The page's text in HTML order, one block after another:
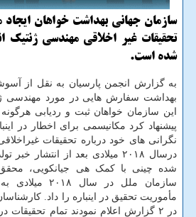
سازمان جهانی بهداشت خواهان ایجاد
تحقیقات غیر اخلاقی مهندسی ژنتیک
شده است.
به گزارش انجمن پارسیان به نقل از
بهداشت سفارش هایی در مورد مهندسی
این سازمان خواهان ثبت و ردیابی
پیشنهاد کرد مکانیسمی برای اخطار در
نگرانی های خود درباره تحقیقات
درسال ۲۰۱۸ میلادی بعد از انتشار
شده چینی با کمک هی جیانکویی،
سازمان ملل در
مأموریت تحقیق در اینباره را داد.
در ۲ گزارش اعلام نمودند تمام تحقیقات